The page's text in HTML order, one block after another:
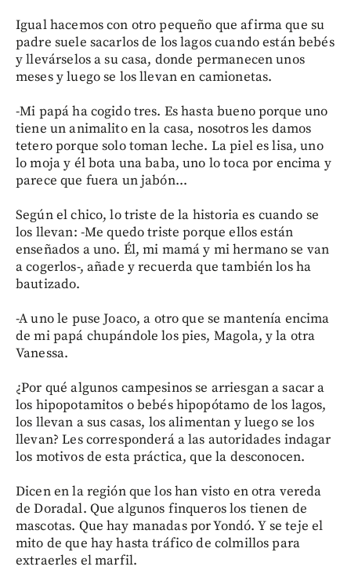
Igual hacemos con otro pequeño que afirma que su
padre suele sacarlos de los lagos cuando están bebés
y llevárselos a su casa, donde permanecen unos
meses y luego se los llevan en camionetas.
-Mi papá ha cogido tres. Es hasta bueno porque uno
tiene un animalito en la casa, nosotros les damos
tetero porque solo toman leche. La piel es lisa, uno
lo moja y él bota una baba, uno lo toca por encima y
parece que fuera un jabón...
Según el chico, lo triste de la historia es cuando se
los llevan: -Me quedo triste porque ellos están
enseñados a uno. Él, mi mamá y mi hermano se van
a cogerlos-, añade y recuerda que también los ha
bautizado.
-A uno le puse Joaco, a otro que se mantenía encima
de mi papá chupándole los pies, Magola, y la otra
Vanessa.
¿Por qué algunos campesinos se arriesgan a sacar a
los hipopotamitos o bebés hipopótamo de los lagos,
los llevan a sus casas, los alimentan y luego se los
llevan? Les corresponderá a las autoridades indagar
los motivos de esta práctica, que la desconocen.
Dicen en la región que los han visto en otra vereda
de Doradal. Que algunos finqueros los tienen de
mascotas. Que hay manadas por Yondó. Y se teje el
mito de que hay hasta tráfico de colmillos para
extraerles el marfil.